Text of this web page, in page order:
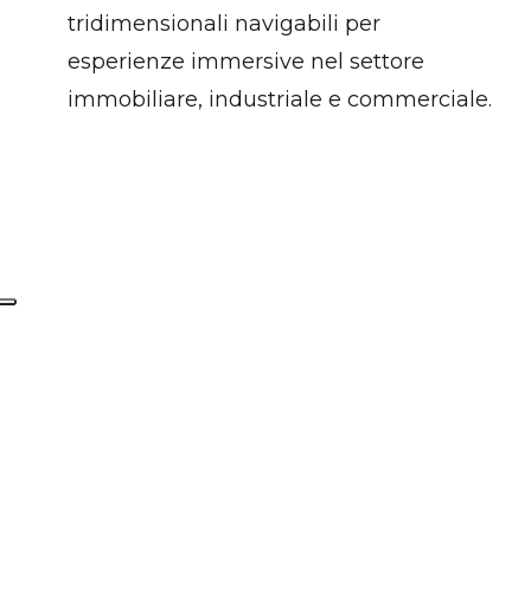
tridimensionali navigabili per
esperienze immersive nel settore
immobiliare, industriale e commerciale.